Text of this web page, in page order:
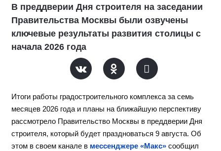
В преддверии Дня строителя на заседании
Правительства Москвы были озвучены
ключевые результаты развития столицы с
начала 2026 года
Итоги работы градостроительного комплекса за семь
месяцев 2026 года и планы на ближайшую перспективу
рассмотрело Правительство Москвы в преддверии Дня
строителя, который будет праздноваться 9 августа. Об
этом в своем канале в мессенджере «Макс» сообщил